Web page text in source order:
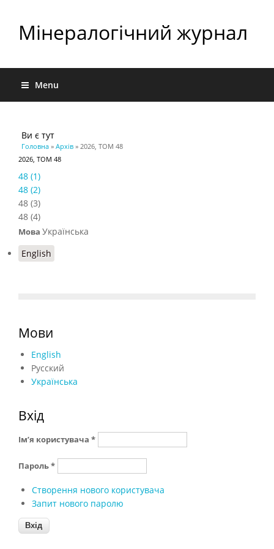
Мінералогічний журнал
Menu
Ви є тут
Головна » Архів » 2026, ТОМ 48
2026, ТОМ 48
48 (1)
48 (2)
48 (3)
48 (4)
Мова Українська
English
Мови
English
Русский
Українська
Вхід
Ім’я користувача *
Пароль*
Створення нового користувача
Запит нового паролю